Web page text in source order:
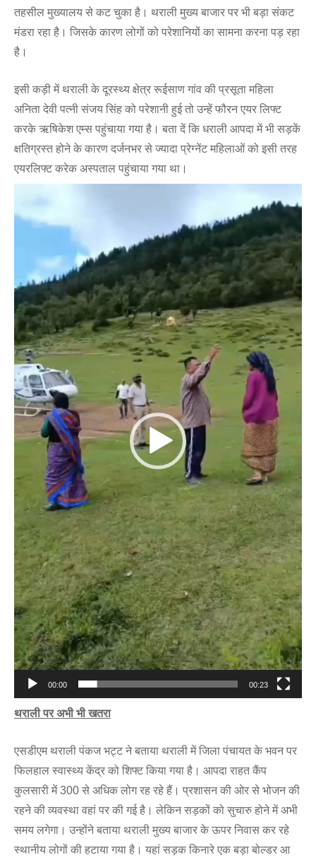
तहसील मुख्यालय से कट चुका है। थराली मुख्य बाजार पर भी बड़ा संकट
मंडरा रहा है। जिसके कारण लोगों को परेशानियों का सामना करना पड़ रहा
है।
इसी कड़ी में थराली के दूरस्थ्य क्षेत्र रूईसाण गांव की प्रसूता महिला
अनिता देवी पत्नी संजय सिंह को परेशानी हुई तो उन्हें फौरन एयर लिफ्ट
करके ऋषिकेश एम्स पहुंचाया गया है। बता दें कि धराली आपदा में भी सड़कें
क्षतिग्रस्त होने के कारण दर्जनभर से ज्यादा प्रेग्नेंट महिलाओं को इसी तरह
एयरलिफ्ट करेक अस्पताल पहुंचाया गया था।
Player
00:00 00:23
थराली पर अभी भी खतरा
एसडीएम थराली पंकज भट्ट ने बताया थराली में जिला पंचायत के भवन पर
फिलहाल स्वास्थ्य केंद्र को शिफ्ट किया गया है। आपदा राहत कैंप
कुलसारी में 300 से अधिक लोग रह रहे हैं। प्रशासन की ओर से भोजन की
रहने की व्यवस्था वहां पर की गई है। लेकिन सड़कों को सुचारु होने में अभी
समय लगेगा। उन्होंने बताया थराली मुख्य बाजार के ऊपर निवास कर रहे
स्थानीय लोगों की हटाया गया है। यहां सड़क किनारे एक बड़ा बोल्डर आ